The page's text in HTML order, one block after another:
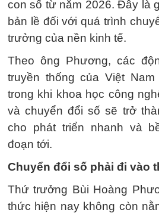
con số từ năm 2026. Đây là
bản lề đối với quá trình
trưởng của nền kinh tế.
Theo ông Phương, các
truyền thống của Việt
trong khi khoa học công
và chuyển đổi số sẽ trở
cho phát triển nhanh và
đoạn tới.
Chuyển đổi số phải đi vào
Thứ trưởng Bùi Hoàng
thức hiện nay không còn